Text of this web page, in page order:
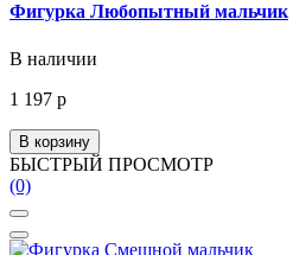
Фигурка Любопытный мальчик
В наличии
1 197 р
В корзину
БЫСТРЫЙ ПРОСМОТР
(0)